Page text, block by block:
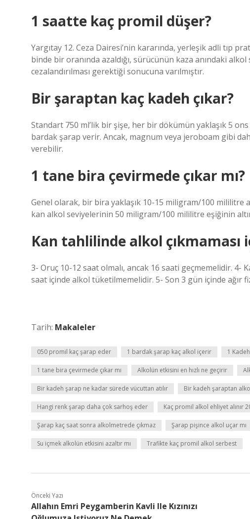
1 saatte kaç promil düşer?
Yargıtay 12. Ceza Dairesi’nin kararında, yerleşik adli tıp
binde bir oranında azaldığı, sürücünün kaza anındaki
cezalandırılması gerektiği sonucuna varılmıştır.
Bir şaraptan kaç kadeh çıkar?
Standart 750 ml’lik bir şişe, her bir dökümün yaklaşık 5 ons
bardak şarap verir. Ancak, magnum veya jeroboam gibi
verebilir.
1 tane bira çevirmede çıkar mı?
Genel olarak, bir bira yaklaşık 10-15 miligram/100
kan alkol seviyelerinin 50 miligram/100 mililitre eşiğinin
Kan tahlilinde alkol çıkmaması
3- Oruç 10-12 saat olmalı, ancak 16 saati geçmemelidir. 4-
saat içinde alkol tüketilmemelidir. 5- Son 3 gün içinde ağır
Tarih: Makaleler
050 promil kaç şarap eder 1 bardak şarap kaç alkol içerir 1
1 tane bira çevirmede çıkar mı Alkolün etkisini en hızlı ne geçirir
Bir kadeh şarap ne kadar sürede vücuttan atılır Bir kadeh şaraptan
Hangi renk şarap daha çok sarhoş eder Kaç promil alkol ehliyet alınır
Şarap kaç saat sonra alkolmetrede çıkmaz Şarap pişince alkol uçar mı
Su içmek alkolün etkisini azaltır mı Trafikte kaç promil alkol serbest
Önceki Yazı
Allahın Emri Peygamberin Kavli Ile Kızınızı